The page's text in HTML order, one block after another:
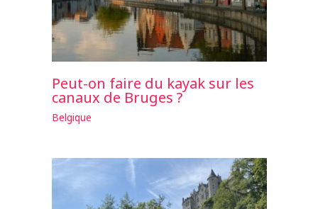
Peut-on faire du kayak sur les
canaux de Bruges ?
Belgique